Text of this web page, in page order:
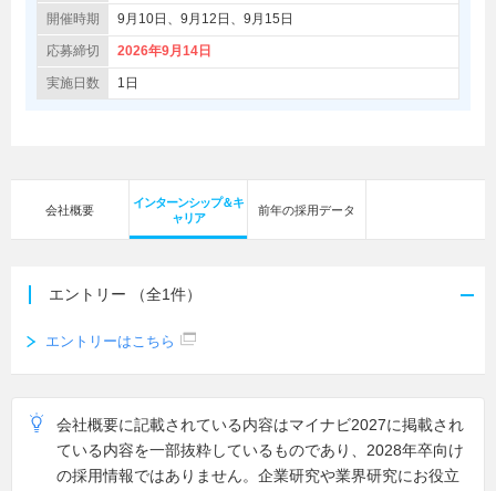
開催時期 9月10日、9月12日、9月15日
応募締切 2026年9月14日
実施日数 1日
会社概要
インターンシップ＆キ
ャリア
前年の採用データ
エントリー （全1件）
エントリーはこちら
会社概要に記載されている内容はマイナビ2027に掲載され
ている内容を一部抜粋しているものであり、2028年卒向け
の採用情報ではありません。企業研究や業界研究にお役立